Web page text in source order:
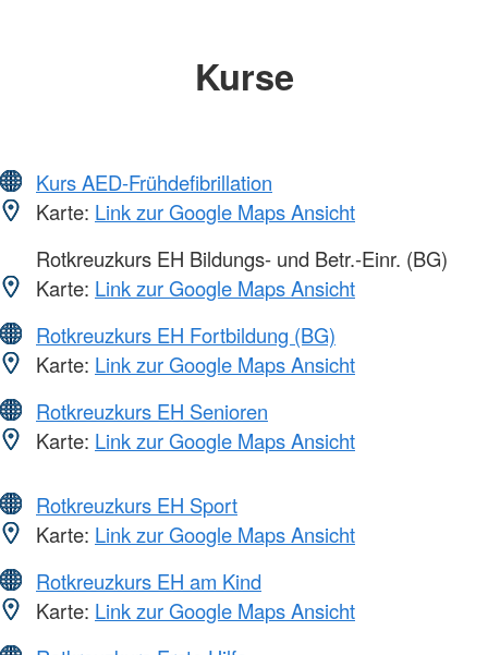
Kurse
Kurs AED-Frühdefibrillation
Karte: Link zur Google Maps Ansicht
Rotkreuzkurs EH Bildungs- und Betr.-Einr. (BG)
Karte: Link zur Google Maps Ansicht
Rotkreuzkurs EH Fortbildung (BG)
Karte: Link zur Google Maps Ansicht
Rotkreuzkurs EH Senioren
Karte: Link zur Google Maps Ansicht
Rotkreuzkurs EH Sport
Karte: Link zur Google Maps Ansicht
Rotkreuzkurs EH am Kind
Karte: Link zur Google Maps Ansicht